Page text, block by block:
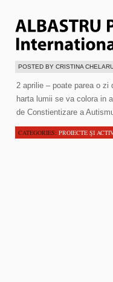
POSTED BY CRISTINA
2 aprilie – poate parea o zi
harta lumii se va colora in
de Constientizare a
CATEGORIES: PROIECTE ŞI